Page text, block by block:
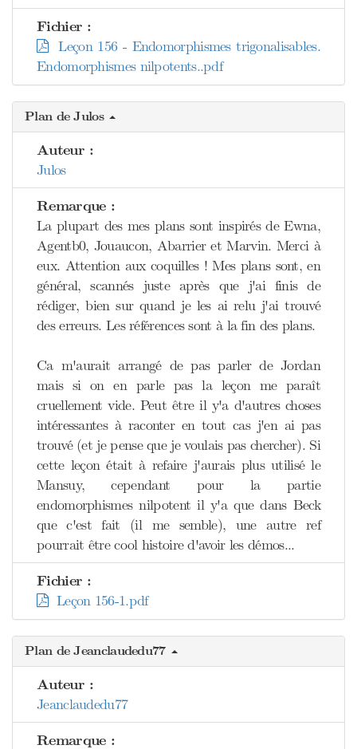
Fichier :
Leçon 156 - Endomorphismes trigonalisables.
Endomorphismes nilpotents..pdf
Plan de Julos
Auteur :
Julos
Remarque :
La plupart des mes plans sont inspirés de Ewna,
Agentb0, Jouaucon, Abarrier et Marvin. Merci à
eux. Attention aux coquilles ! Mes plans sont, en
général, scannés juste après que j'ai finis de
rédiger, bien sur quand je les ai relu j'ai trouvé
des erreurs. Les références sont à la fin des plans.
Ca m'aurait arrangé de pas parler de Jordan
mais si on en parle pas la leçon me paraît
cruellement vide. Peut être il y'a d'autres choses
intéressantes à raconter en tout cas j'en ai pas
trouvé (et je pense que je voulais pas chercher). Si
cette leçon était à refaire j'aurais plus utilisé le
Mansuy, cependant pour la partie
endomorphismes nilpotent il y'a que dans Beck
que c'est fait (il me semble), une autre ref
pourrait être cool histoire d'avoir les démos...
Fichier :
Leçon 156-1.pdf
Plan de Jeanclaudedu77
Auteur :
Jeanclaudedu77
Remarque :